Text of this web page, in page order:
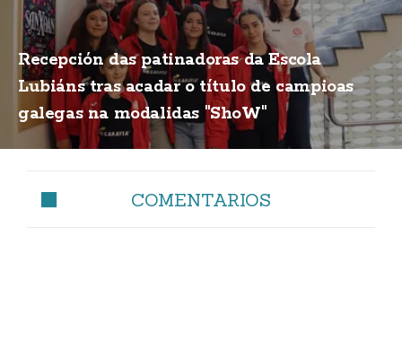
Recepción das patinadoras da Escola
Lubiáns tras acadar o título de campioas
galegas na modalidas "ShoW"
COMENTARIOS